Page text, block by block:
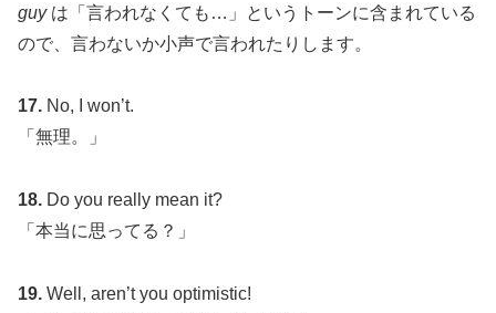
guyは「言われなくても…」というトーンに含まれている
ので、言わないか小声で言われたりします。
17. No, I won’t.
「無理。」
18. Do you really mean it?
「本当に思ってる？」
19. Well, aren’t you optimistic!